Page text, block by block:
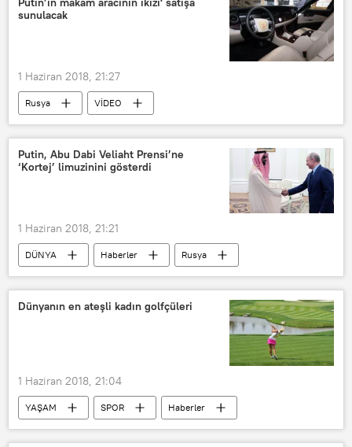
sunulacak
1 Haziran 2018, 21:27
Rusya VİDEO
Putin, Abu Dabi Veliaht Prensi’ne
‘Kortej’ limuzinini gösterdi
1 Haziran 2018, 21:21
DÜNYA Haberler
Rusya
Abu Dabi
Birleşik Arap Emirlikleri (BAE)
Dünyanın en ateşli kadın golfçüleri
1 Haziran 2018, 21:04
YAŞAM SPOR
Haberler
Golf
Kadın sporcular
model